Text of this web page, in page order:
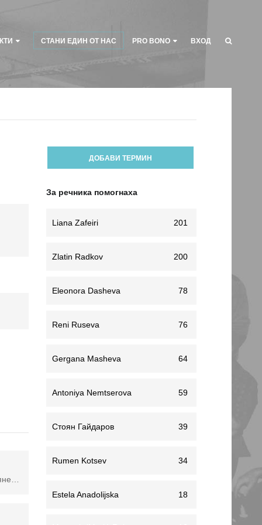
СТАНИ ЕДИН ОТ НАС PRO BONO ВХОД
ДОБАВИ ТЕРМИН
За речника помогнаха
Liana Zafeiri 201
Zlatin Radkov 200
Eleonora Dasheva 78
Reni Ruseva 76
Gergana Masheva 64
Antoniya Nemtserova 59
Стоян Гайдаров 39
Rumen Kotsev 34
Estela Anadolijska 18